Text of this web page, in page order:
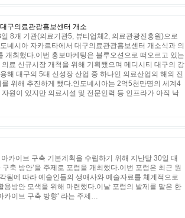
구의료관광홍보센터 개소
8개 기관(의료기관5, 뷰티업체2, 의료관광진흥원)으로
네시아 자카르타에서 대구의료관광홍보센터 개소식과 의
개최했다.이번 홍보마케팅은 블루오션으로 떠오르고 있는
료 신규시장 개척을 위해 기획됐으며 메디시티 대구의 강
해 대구의 5대 신성장 산업 중 하나인 의료산업의 해외 진
위해 추진하게 됐다.인도네시아는 2억5천만명의 세계4
원이 있지만 의료시설 및 전문인력 등 인프라가 아직 낙
카이브 구축 기본계획을 수립하기 위해 지난달 30일 대
축 방안’을 주제로 포럼을 개최했다.이번 포럼은 최근 원
됨에 따라 예술인들의 생애사와 예술자료를 체계적으로
방안 모색을 위해 마련했다.이날 포럼의 발제를 맡은 한
카이브 구축 방향’ 라는 주제…